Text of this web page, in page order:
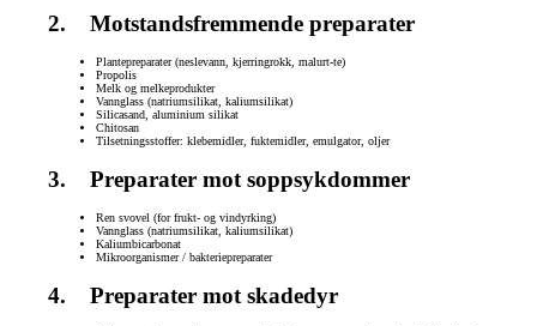
2. Motstandsfremmende preparater
Plantepreparater (neslevann, kjerringrokk, malurt-te)
Propolis
Melk og melkeprodukter
Vannglass (natriumsilikat, kaliumsilikat)
Silicasand, aluminium silikat
Chitosan
Tilsetningsstoffer: klebemidler, fuktemidler, emulgator, oljer
3. Preparater mot soppsykdommer
Ren svovel (for frukt- og vindyrking)
Vannglass (natriumsilikat, kaliumsilikat)
Kaliumbicarbonat
Mikroorganismer / bakteriepreparater
4. Preparater mot skadedyr